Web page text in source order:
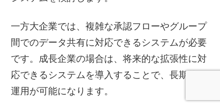
一方大企業では、複雑な承認フローやグループ
間でのデータ共有に対応できるシステムが必要
です。成長企業の場合は、将来的な拡張性に対
応できるシステムを導入することで、長期的な
運用が可能になります。